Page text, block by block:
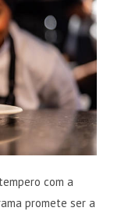
com a
promete ser a